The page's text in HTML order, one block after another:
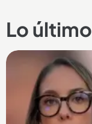
Lo último